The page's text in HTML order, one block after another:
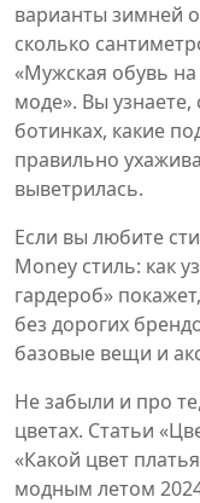
варианты зимней
сколько
«Мужская обувь на
моде». Вы узнаете,
ботинках, какие
правильно
выветрилась.
Если вы любите
Money стиль: как
гардероб»
без дорогих
базовые вещи и
Не забыли и про
цветах. Статьи
«Какой цвет
модным летом